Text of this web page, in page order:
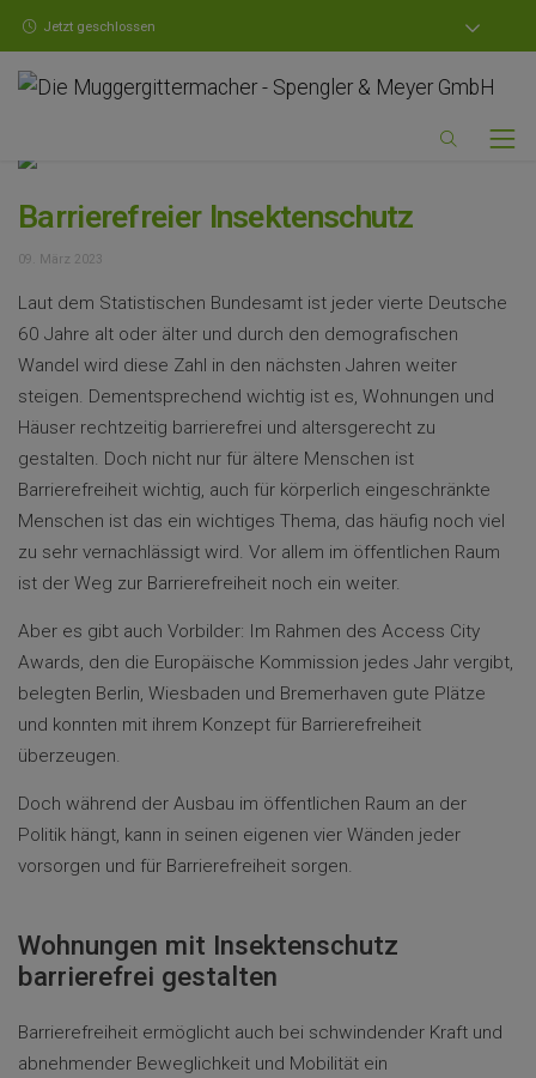
Jetzt geschlossen
Barrierefreier Insektenschutz
09. März 2023
Laut dem Statistischen Bundesamt ist jeder vierte Deutsche
60 Jahre alt oder älter und durch den demografischen
Wandel wird diese Zahl in den nächsten Jahren weiter
steigen. Dementsprechend wichtig ist es, Wohnungen und
Häuser rechtzeitig barrierefrei und altersgerecht zu
gestalten. Doch nicht nur für ältere Menschen ist
Barrierefreiheit wichtig, auch für körperlich eingeschränkte
Menschen ist das ein wichtiges Thema, das häufig noch viel
zu sehr vernachlässigt wird. Vor allem im öffentlichen Raum
ist der Weg zur Barrierefreiheit noch ein weiter.
Aber es gibt auch Vorbilder: Im Rahmen des Access City
Awards, den die Europäische Kommission jedes Jahr vergibt,
belegten Berlin, Wiesbaden und Bremerhaven gute Plätze
und konnten mit ihrem Konzept für Barrierefreiheit
überzeugen.
Doch während der Ausbau im öffentlichen Raum an der
Politik hängt, kann in seinen eigenen vier Wänden jeder
vorsorgen und für Barrierefreiheit sorgen.
Wohnungen mit Insektenschutz
barrierefrei gestalten
Barrierefreiheit ermöglicht auch bei schwindender Kraft und
abnehmender Beweglichkeit und Mobilität ein